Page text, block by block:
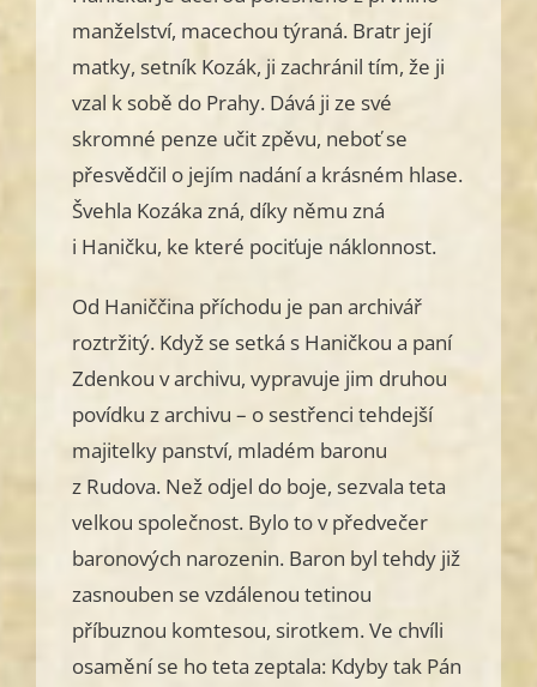
manželství, macechou týraná. Bratr její
matky, setník Kozák, ji zachránil tím, že ji
vzal k sobě do Prahy. Dává ji ze své
skromné penze učit zpěvu, neboť se
přesvědčil o jejím nadání a krásném hlase.
Švehla Kozáka zná, díky němu zná
i Haničku, ke které pociťuje náklonnost.
Od Haniččina příchodu je pan archivář
roztržitý. Když se setká s Haničkou a paní
Zdenkou v archivu, vypravuje jim druhou
povídku z archivu – o sestřenci tehdejší
majitelky panství, mladém baronu
z Rudova. Než odjel do boje, sezvala teta
velkou společnost. Bylo to v předvečer
baronových narozenin. Baron byl tehdy již
zasnouben se vzdálenou tetinou
příbuznou komtesou, sirotkem. Ve chvíli
osamění se ho teta zeptala: Kdyby tak Pán